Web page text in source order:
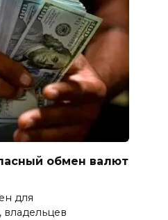
обмен валют
для
владельцев